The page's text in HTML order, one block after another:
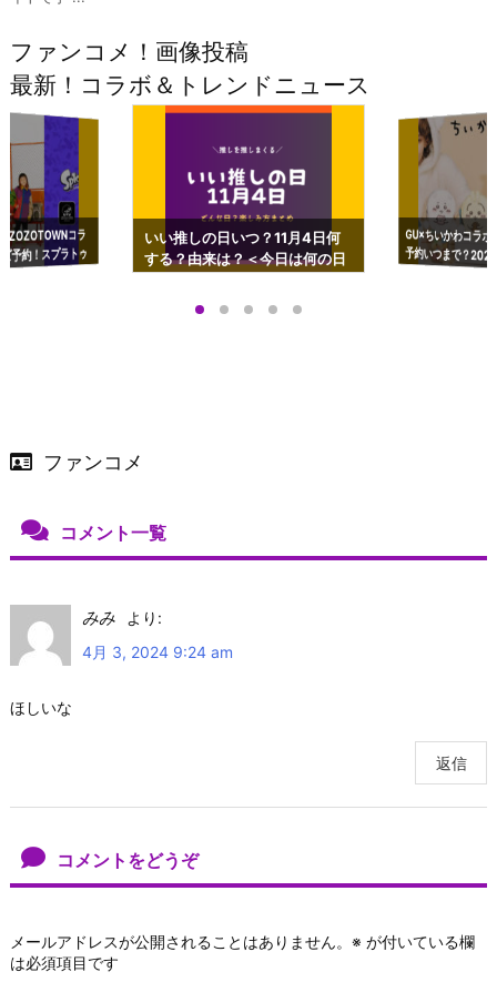
ファンコメ！画像投稿
最新！コラボ＆トレンドニュース
コラ
予約！スプラトゥ
ップも渋谷Hz
いい推しの日いつ？11月4日何
する？由来は？＜今日は何の日
GU×ちいかわコラ
予約いつまで？
ーチやショルダー
ファンコメ
コメント一覧
みみ
より:
4月 3, 2024 9:24 am
ほしいな
返信
コメントをどうぞ
メールアドレスが公開されることはありません。 ※ が付いている欄
は必須項目です